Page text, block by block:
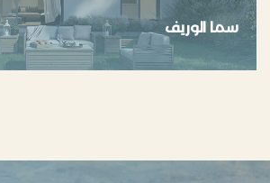
سما الوريف